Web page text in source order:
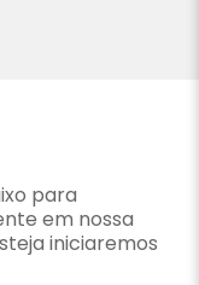
para
em nossa
iniciaremos